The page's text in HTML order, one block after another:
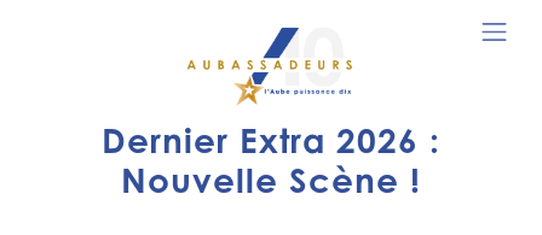
Dernier Extra 2026 :
Nouvelle Scène !